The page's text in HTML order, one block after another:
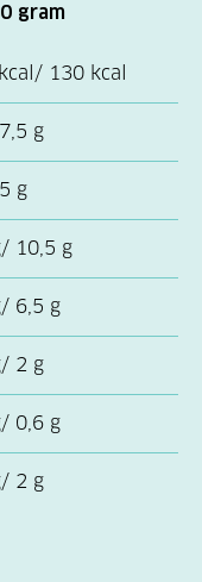
gram
130 kcal
g
g
10,5 g
6,5 g
2 g
0,6 g
2 g